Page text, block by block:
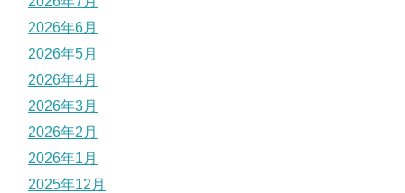
2026年6月
2026年5月
2026年4月
2026年3月
2026年2月
2026年1月
2025年12月